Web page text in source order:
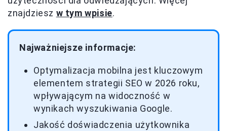
znajdziesz w tym wpisie.
Najważniejsze informacje:
Optymalizacja mobilna jest kluczowym
elementem strategii SEO w 2026 roku,
wpływającym na widoczność w
wynikach wyszukiwania Google.
Jakość doświadczenia użytkownika